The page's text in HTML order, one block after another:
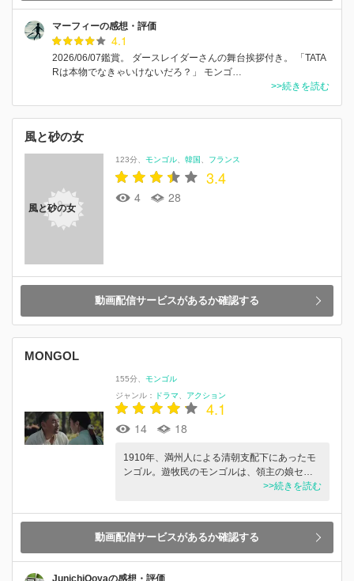
マーフィーの感想・評価
4.1
2026/06/07鑑賞。 ダースレイダーさんの舞台挨拶付き。 「TATA
Rは本物でなきゃいけないだろ？」 モンゴ…
>>続きを読む
風と砂の女
風と砂の女
123分 モンゴル 韓国 フランス
3.4
4 28
動画配信サービスがあるか確認する
MONGOL
155分
モンゴル
ジャンル：
ドラマ アクション
4.1
14 18
1910年、満州人による清朝支配下にあったモ
ンゴル。遊牧民のモンゴルは、領主の娘セ…
>>続きを読む
動画配信サービスがあるか確認する
JunichiOoyaの感想・評価